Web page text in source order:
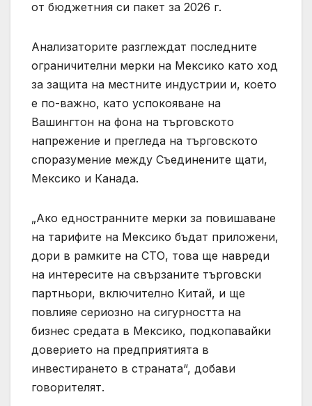
от бюджетния си пакет за 2026 г.
Анализаторите разглеждат последните
ограничителни мерки на Мексико като ход
за защита на местните индустрии и, което
е по-важно, като успокояване на
Вашингтон на фона на търговското
напрежение и прегледа на търговското
споразумение между Съединените щати,
Мексико и Канада.
„Ако едностранните мерки за повишаване
на тарифите на Мексико бъдат приложени,
дори в рамките на СТО, това ще навреди
на интересите на свързаните търговски
партньори, включително Китай, и ще
повлияе сериозно на сигурността на
бизнес средата в Мексико, подкопавайки
доверието на предприятията в
инвестирането в страната“, добави
говорителят.